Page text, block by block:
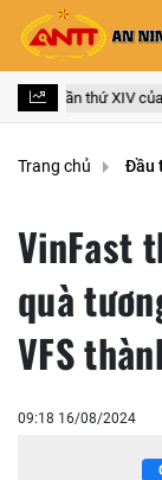
quốc lần thứ XIV của
Trang chủ Đầu
VinFast
quà
VFS
09:18 16/08/2024